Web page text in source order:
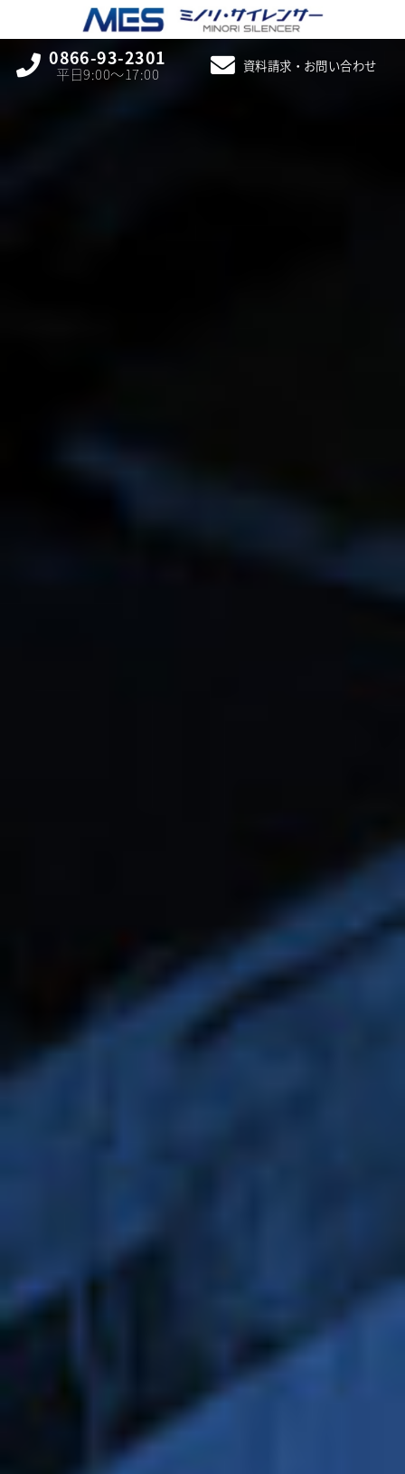
0866-93-2301
平日9:00〜17:00 資料請求・お問い合わせ